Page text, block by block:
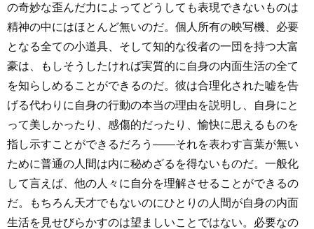
の奇妙な歪んだ力によってどうしても表現できないものは
精神の中にはほとんど無いのだ。個人所有の映写機、必要
となる全ての小道具、そして知的な役者の一団を持つ大富
豪は、もしそうしたければ実質的に自身の内面生活の全て
を知らしめることができるのだ。彼は合理化された嘘を告
げる代わりに自身の行動の本当の理由を説明し、自身にと
って美しかったり、感傷的だったり、愉快に思えるものを
指し示すことができるだろう――それを表わす言葉が無い
ために普通の人間は内に秘めざるを得ないものだ。一般化
して言えば、他の人々に自分を理解させることができるの
だ。もちろん天才でもないのにひとりの人間が自身の内面
生活を見せびらかすのは望ましいことではない。必要なの